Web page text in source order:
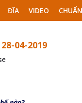
ĐĨA VIDEO
04-2019